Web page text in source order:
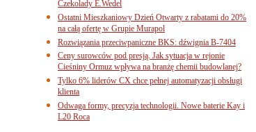
Czekolady E.Wedel
Ostatni Mieszkaniowy Dzień Otwarty z rabatami do 20%
na całą ofertę w Grupie Murapol
Rozwiązania przeciwpaniczne BKS: dźwignia B-7404
Ceny surowców pod presją. Jak sytuacja w rejonie
Cieśniny Ormuz wpływa na branżę chemii budowlanej?
Tylko 6% liderów CX chce pełnej automatyzacji obsługi
klienta
Odwaga formy, precyzja technologii. Nowe baterie Kay i
L20 Roca